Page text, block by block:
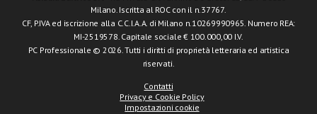
Milano. Iscritta al ROC con il n.37767.
CF, P.IVA ed iscrizione alla C.C.I.A.A. di Milano n.10269990965. Numero REA:
MI-2519578. Capitale sociale € 100.000,00 I.V.
PC Professionale © 2026. Tutti i diritti di proprietà letteraria ed artistica
riservati.
Contatti
Privacy e Cookie Policy
Impostazioni cookie